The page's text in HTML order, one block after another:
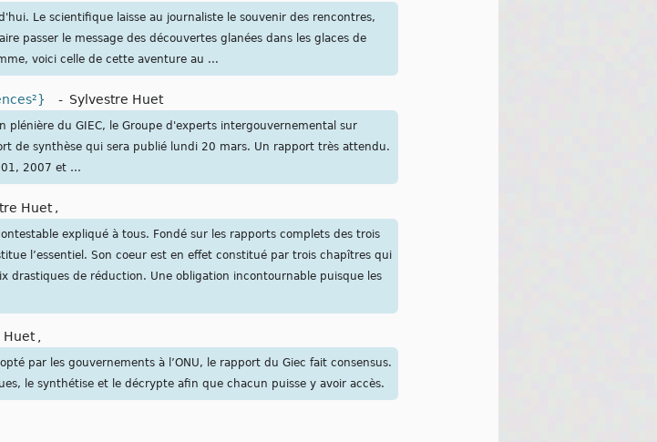
Le scientifique laisse au journaliste le souvenir des rencontres,
passer le message des découvertes glanées dans les glaces de
voici celle de cette aventure au ...
- Sylvestre Huet
du GIEC, le Groupe d'experts intergouvernemental sur
de synthèse qui sera publié lundi 20 mars. Un rapport très attendu.
2007 et …
Huet ,
expliqué à tous. Fondé sur les rapports complets des trois
l’essentiel. Son coeur est en effet constitué par trois chapîtres qui
drastiques de réduction. Une obligation incontournable puisque les
Huet ,
par les gouvernements à l’ONU, le rapport du Giec fait consensus.
le synthétise et le décrypte afin que chacun puisse y avoir accès.